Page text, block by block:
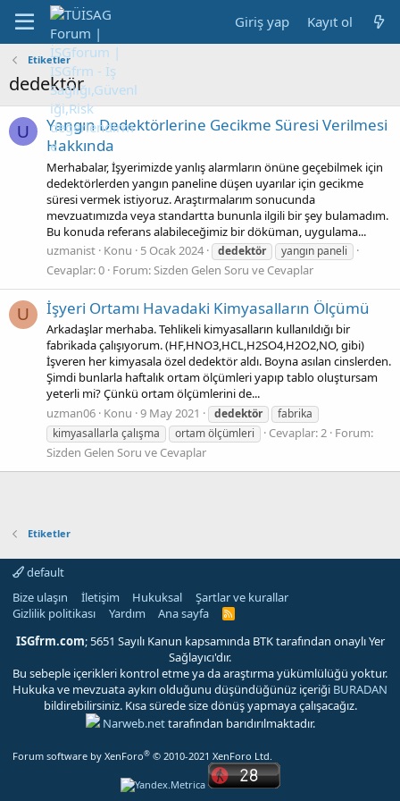
Giriş yap Kayıt ol
Etiketler
dedektör
U
Yangın Dedektörlerine Gecikme Süresi Verilmesi
Hakkında
Merhabalar, İşyerimizde yanlış alarmların önüne geçebilmek için
dedektörlerden yangın paneline düşen uyarılar için gecikme
süresi vermek istiyoruz. Araştırmalarım sonucunda
mevzuatımızda veya standartta bununla ilgili bir şey bulamadım.
Bu konuda referans alabileceğimiz bir döküman, uygulama...
uzmanist Konu 5 Ocak 2024 dedektör yangın paneli
Cevaplar: 0 Forum:Sizden Gelen Soru ve Cevaplar
U İşyeri Ortamı Havadaki Kimyasalların Ölçümü
Arkadaşlar merhaba. Tehlikeli kimyasalların kullanıldığı bir
fabrikada çalışıyorum. (HF,HNO3,HCL,H2SO4,H2O2,NO, gibi)
İşveren her kimyasala özel dedektör aldı. Boyna asılan cinslerden.
Şimdi bunlarla haftalık ortam ölçümleri yapıp tablo oluştursam
yeterli mi? Çünkü ortam ölçümlerini de...
uzman06 Konu 9 May 2021 dedektör
fabrika
kimyasallarla çalışma
ortam ölçümleri Cevaplar: 2 Forum:
Sizden Gelen Soru ve Cevaplar
Etiketler
default
Bize ulaşın
İletişim Hukuksal
Şartlar ve kurallar
Gizlilik politikası
Yardım Ana sayfa
R
S
ISGfrm.com; 5651 Sayılı Kanun kapsamında BTK tarafından onaylı Yer
Sağlayıcı'dır.
Bu sebeple içerikleri kontrol etme ya da araştırma yükümlülüğü yoktur.
Hukuka ve mevzuata aykırı olduğunu düşündüğünüz içeriği BURADAN
bildirebilirsiniz. Kısa sürede size dönüş yapmaya çalışacağız.
Narweb.nettarafından barıdırılmaktadır.
Forum software by XenForo® © 2010-2021 XenForo Ltd.